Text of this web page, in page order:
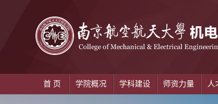
首 页 学院概况 学科建设 师资力量 人